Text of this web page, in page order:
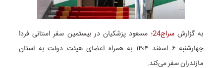
به گزارشسراج24
؛ مسعود پزشکیان در بیستمین سفر استانی فردا
چهارشنبه ۶ اسفند ۱۴۰۴ به همراه اعضای هیئت دولت به استان
مازندران سفر می‌کند.